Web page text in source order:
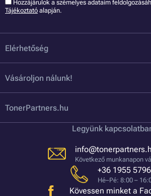
Hozzájárulok a szémelyes adataim
Tájékoztató alapján.
Elérhetőség
Vásároljon nálunk!
TonerPartners.hu
Legyünk
Következő munkanapon
+36 1955 5796
Hé–Pé: 8:00 –
Kövessen minket a